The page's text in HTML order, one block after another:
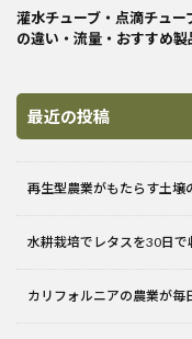
灌水チューブ・点滴チュ
の違い・流量・おすすめ
最近の投稿
再生型農業がもたらす土壌
水耕栽培でレタスを30日
カリフォルニアの農業が